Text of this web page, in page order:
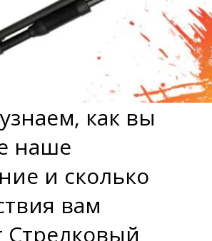
как вы
наше
и сколько
вам
Стрелковый